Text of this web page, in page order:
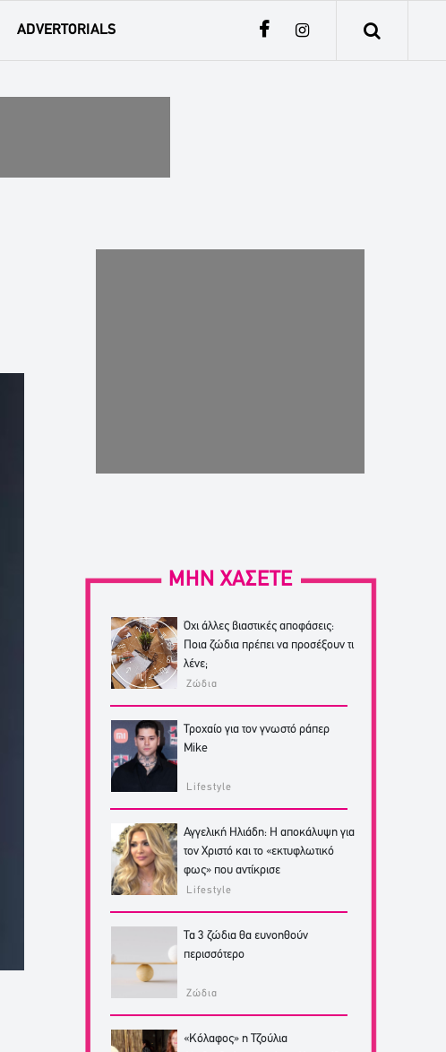
ADVERTORIALS
ΜΗΝ ΧΑΣΕΤΕ
Όχι άλλες βιαστικές αποφάσεις:
Ποια ζώδια πρέπει να προσέξουν τι
λένε;
Ζώδια
Τροχαίο για τον γνωστό ράπερ
Mike
Lifestyle
Αγγελική Ηλιάδη: Η αποκάλυψη για
τον Χριστό και το «εκτυφλωτικό
φως» που αντίκρισε
Lifestyle
Τα 3 ζώδια θα ευνοηθούν
περισσότερο
Ζώδια
«Κόλαφος» η Τζούλια